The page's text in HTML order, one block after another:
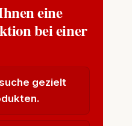
eine
bei einer
gezielt